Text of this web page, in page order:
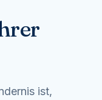
ist,